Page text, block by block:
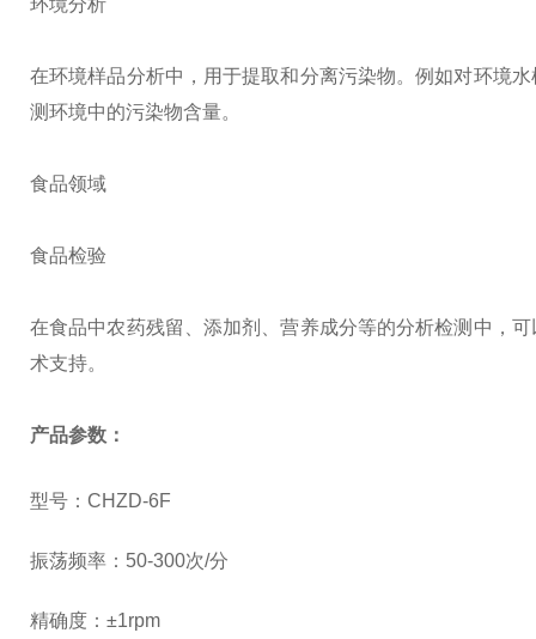
环境分析
在环境样品分析中，用于提取和分离污染物。例如对环境
测环境中的污染物含量。
食品领域
食品检验
在食品中农药残留、添加剂、营养成分等的分析检测中，
术支持。
产品参数：
型号：CHZD-6F
振荡频率： 50-300次/分
精确度：±1rpm